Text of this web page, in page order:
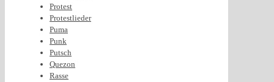
Protest
Protestlieder
Puma
Punk
Putsch
Quezon
Rasse